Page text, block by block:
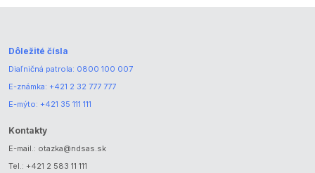
Dôležité čísla
Diaľničná patrola: 0800 100 007
E-známka: +421 2 32 777 777
E-mýto: +421 35 111 111
Kontakty
E-mail.: otazka@ndsas.sk
Tel.: +421 2 583 11 111